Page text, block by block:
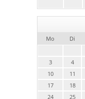
Mo Di
3
4
10
11
17
18
24
25